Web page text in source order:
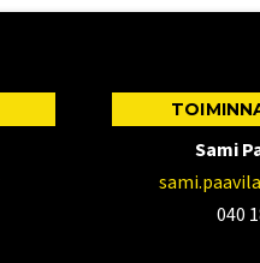
Sami
040